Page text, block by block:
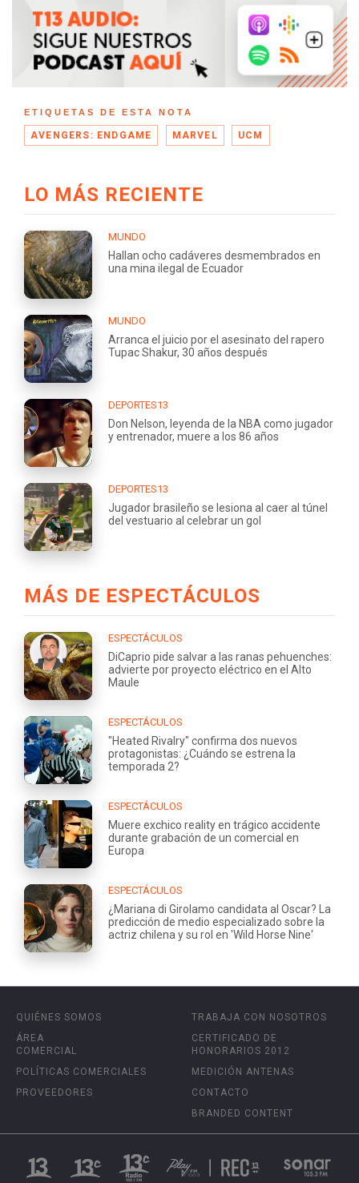
ETIQUETAS DE ESTA NOTA
AVENGERS: ENDGAME MARVEL UCM
LO MÁS RECIENTE
MUNDO
Hallan ocho cadáveres desmembrados en
una mina ilegal de Ecuador
MUNDO
Arranca el juicio por el asesinato del rapero
Tupac Shakur, 30 años después
DEPORTES13
Don Nelson, leyenda de la NBA como jugador
y entrenador, muere a los 86 años
DEPORTES13
Jugador brasileño se lesiona al caer al túnel
del vestuario al celebrar un gol
MÁS DE ESPECTÁCULOS
ESPECTÁCULOS
DiCaprio pide salvar a las ranas pehuenches:
advierte por proyecto eléctrico en el Alto
Maule
ESPECTÁCULOS
"Heated Rivalry" confirma dos nuevos
protagonistas: ¿Cuándo se estrena la
temporada 2?
ESPECTÁCULOS
Muere exchico reality en trágico accidente
durante grabación de un comercial en
Europa
ESPECTÁCULOS
¿Mariana di Girolamo candidata al Oscar? La
predicción de medio especializado sobre la
actriz chilena y su rol en 'Wild Horse Nine'
QUIÉNES SOMOS
ÁREA
COMERCIAL
POLÍTICAS COMERCIALES
PROVEEDORES
TRABAJA CON NOSOTROS
CERTIFICADO DE
HONORARIOS 2012
MEDICIÓN ANTENAS
CONTACTO
BRANDED CONTENT